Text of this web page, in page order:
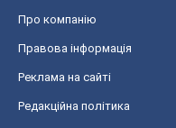
Про компанію
Правова інформація
Реклама на сайті
Редакційна політика